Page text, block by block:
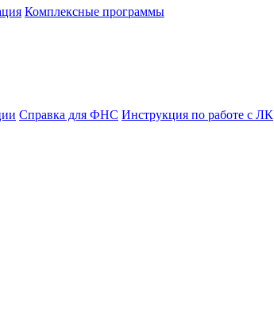
Комплексные программы
Справка для ФНС Инструкция по работе с ЛК